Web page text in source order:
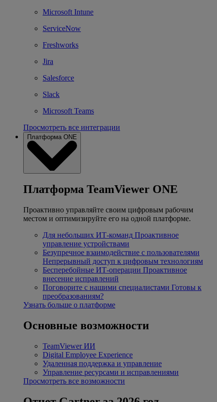
Microsoft Intune
ServiceNow
Freshworks
Jira
Salesforce
Slack
Microsoft Teams
Просмотреть все интеграции
Платформа ONE
Платформа TeamViewer ONE
Проактивно управляйте своим цифровым рабочим
местом и оптимизируйте его на одной платформе.
Для небольших ИТ-команд Проактивное
управление устройствами
Безупречное взаимодействие с пользователями
Непрерывный доступ к цифровым технологиям
Бесперебойные ИТ-операции Проактивное
внесение исправлений
Поговорите с нашими специалистами Готовы к
преобразованиям?
Узнать больше о платформе
Основные возможности
TeamViewer ИИ
Digital Employee Experience
Удаленная поддержка и управление
Управление ресурсами и исправлениями
Просмотреть все возможности